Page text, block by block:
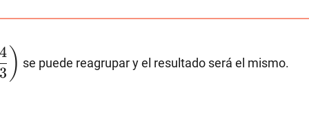
{b}+\dfrac{c}
3
4 ) se puede reagrupar y el resultado será el mismo.